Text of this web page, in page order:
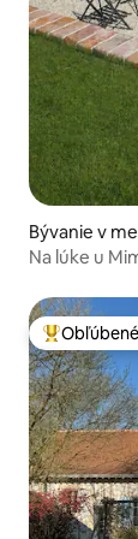
Bývanie v
Na lúke u